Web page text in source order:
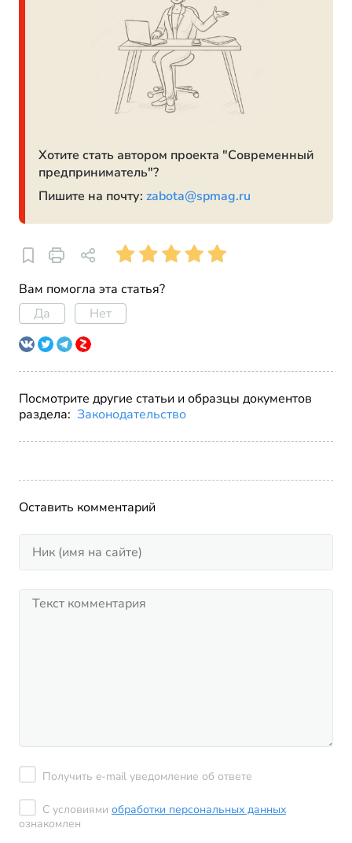
Хотите стать автором проекта "Современный
предприниматель"?
Пишите на почту: zabota@spmag.ru
Вам помогла эта статья?
Да
Нет
Посмотрите другие статьи и образцы документов
раздела: Законодательство
Оставить комментарий
Получить e-mail уведомление об ответе
С условиями обработки персональных данных
ознакомлен